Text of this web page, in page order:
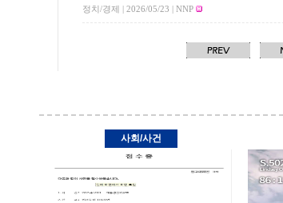
정치/경제 | 2026/05/23 | NNP
사회/사건